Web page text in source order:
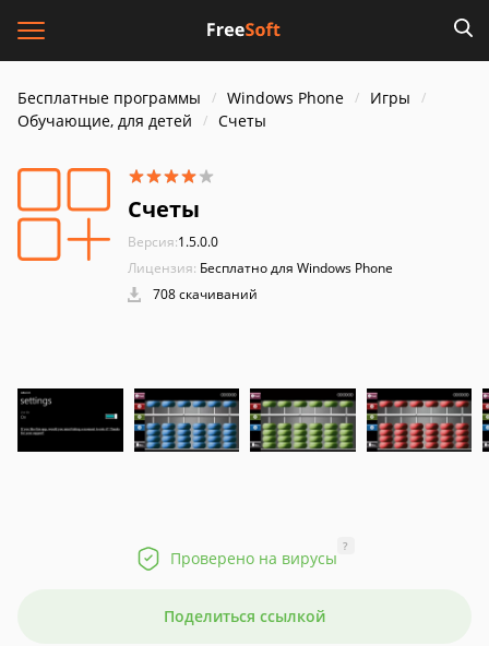
Бесплатные программы Windows Phone
Игры
Обучающие, для детей
Счеты
Счеты
Версия:1.5.0.0
Лицензия: Бесплатно для Windows Phone
708 скачиваний
Проверено на вирусы
?
Поделиться ссылкой